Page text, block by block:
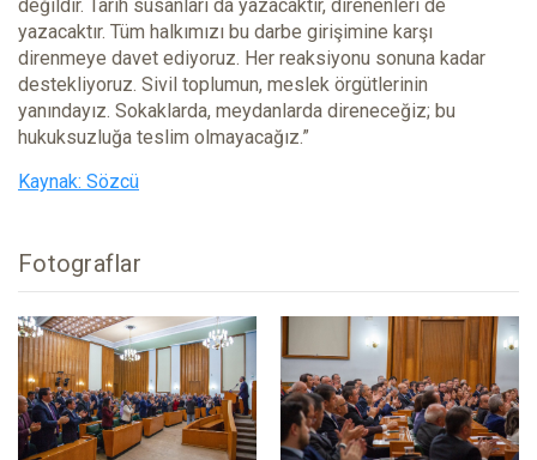
değildir. Tarih susanları da yazacaktır, direnenleri de
yazacaktır. Tüm halkımızı bu darbe girişimine karşı
direnmeye davet ediyoruz. Her reaksiyonu sonuna kadar
destekliyoruz. Sivil toplumun, meslek örgütlerinin
yanındayız. Sokaklarda, meydanlarda direneceğiz; bu
hukuksuzluğa teslim olmayacağız.”
Kaynak: Sözcü
Fotograflar